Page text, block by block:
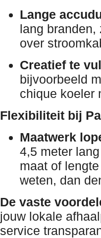
Lange
lang branden,
over
Creatief te
bijvoorbeeld
chique koeler
Flexibiliteit bij
Maatwerk
4,5 meter
maat of
weten, dan
De vaste
jouw lokale
service